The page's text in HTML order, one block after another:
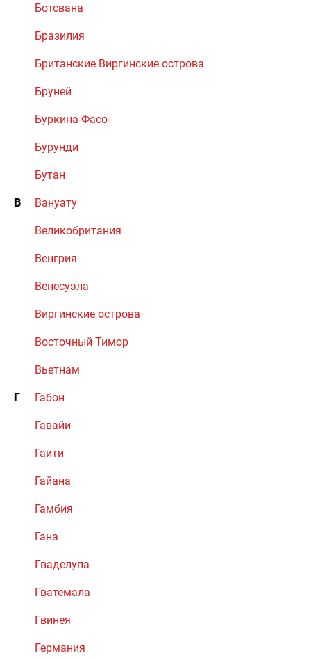
Ботсвана
Бразилия
Британские Виргинские острова
Бруней
Буркина-Фасо
Бурунди
Бутан
В Вануату
Великобритания
Венгрия
Венесуэла
Виргинские острова
Восточный Тимор
Вьетнам
Г Габон
Гавайи
Гаити
Гайана
Гамбия
Гана
Гваделупа
Гватемала
Гвинея
Германия